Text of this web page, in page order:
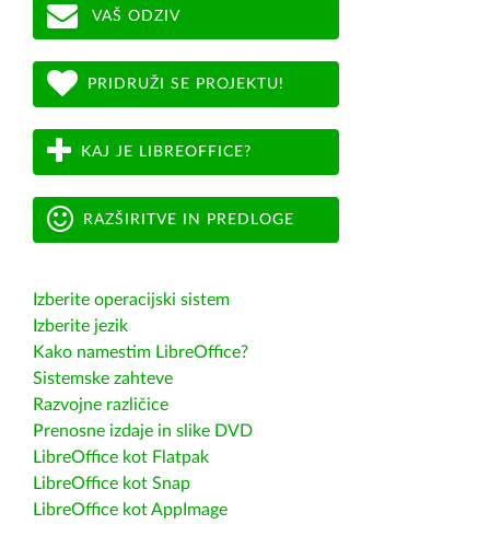
VAŠ ODZIV
PRIDRUŽI SE PROJEKTU!
KAJ JE LIBREOFFICE?
RAZŠIRITVE IN PREDLOGE
Izberite operacijski sistem
Izberite jezik
Kako namestim LibreOffice?
Sistemske zahteve
Razvojne različice
Prenosne izdaje in slike DVD
LibreOffice kot Flatpak
LibreOffice kot Snap
LibreOffice kot AppImage